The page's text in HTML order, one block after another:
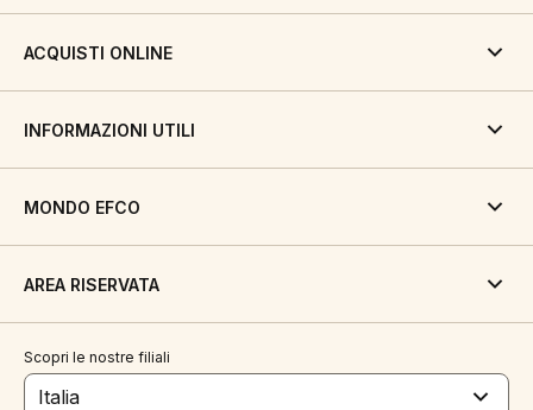
ACQUISTI ONLINE
INFORMAZIONI UTILI
MONDO EFCO
AREA RISERVATA
Scopri le nostre filiali
Italia